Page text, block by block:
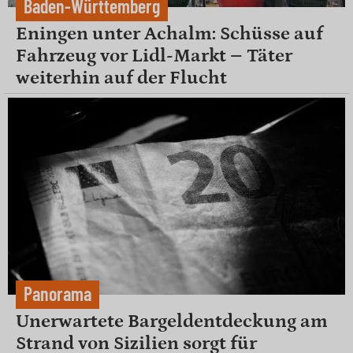
Baden-Württemberg
Eningen unter Achalm: Schüsse auf
Fahrzeug vor Lidl-Markt – Täter
weiterhin auf der Flucht
Panorama
Unerwartete Bargeldentdeckung am
Strand von Sizilien sorgt für